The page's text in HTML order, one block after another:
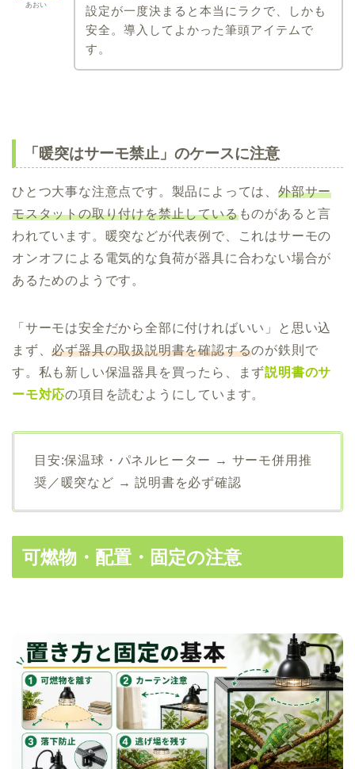
あおい
設定が一度決まると本当にラクで、しかも
安全。導入してよかった筆頭アイテムで
す。
「暖突はサーモ禁止」のケースに注意
ひとつ大事な注意点です。製品によっては、 外部サー
モスタットの取り付けを禁止しているものがあると言
われています。暖突などが代表例で、これはサーモの
オンオフによる電気的な負荷が器具に合わない場合が
あるためのようです。
「サーモは安全だから全部に付ければいい」と思い込
まず、必ず器具の取扱説明書を確認するのが鉄則で
す。私も新しい保温器具を買ったら、まず説明書のサ
ーモ対応の項目を読むようにしています。
目安:保温球・パネルヒーター → サーモ併用推
奨／暖突など → 説明書を必ず確認
可燃物・配置・固定の注意